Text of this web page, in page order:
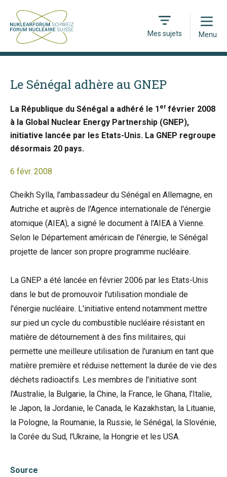
Mes sujets
Open
Menu
Le Sénégal adhère au GNEP
La République du Sénégal a adhéré le 1 er février 2008
à la Global Nuclear Energy Partnership (GNEP),
initiative lancée par les Etats-Unis. La GNEP regroupe
désormais 20 pays.
6 févr. 2008
Cheikh Sylla, l'ambassadeur du Sénégal en Allemagne, en
Autriche et auprès de l'Agence internationale de l'énergie
atomique (AIEA), a signé le document à l'AIEA à Vienne.
Selon le Département américain de l'énergie, le Sénégal
projette de lancer son propre programme nucléaire.
La GNEP a été lancée en février 2006 par les Etats-Unis
dans le but de promouvoir l'utilisation mondiale de
l'énergie nucléaire. L'initiative entend notamment mettre
sur pied un cycle du combustible nucléaire résistant en
matière de détournement à des fins militaires, qui
permette une meilleure utilisation de l'uranium en tant que
matière première et réduise nettement la durée de vie des
déchets radioactifs. Les membres de l'initiative sont
l'Australie, la Bulgarie, la Chine, la France, le Ghana, l'Italie,
le Japon, la Jordanie, le Canada, le Kazakhstan, la Lituanie,
la Pologne, la Roumanie, la Russie, le Sénégal, la Slovénie,
la Corée du Sud, l'Ukraine, la Hongrie et les USA.
Source